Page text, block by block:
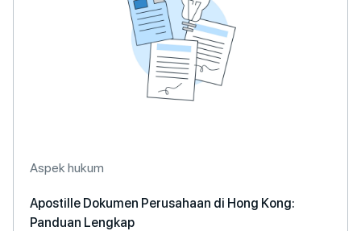
Aspek hukum
Apostille Dokumen Perusahaan di Hong Kong:
Panduan Lengkap